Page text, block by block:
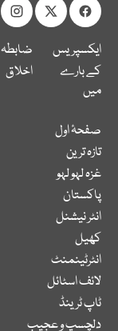
ایکسپریس
کے بارے
میں
ضابطہ
اخلاق
صفحۂ اول
تازہ ترین
غزہ لہو لہو
پاکستان
انٹر نیشنل
کھیل
انٹرٹینمنٹ
لائف اسٹائل
ٹاپ ٹرینڈ
دلچسپ و عجیب